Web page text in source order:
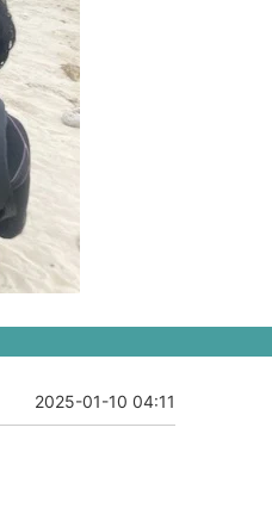
2025-01-10 04:11